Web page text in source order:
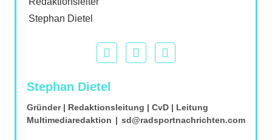
Stephan Dietel
Gründer | Redaktionsleitung | CvD | Leitung
Multimediaredaktion | sd@radsportnachrichten.com